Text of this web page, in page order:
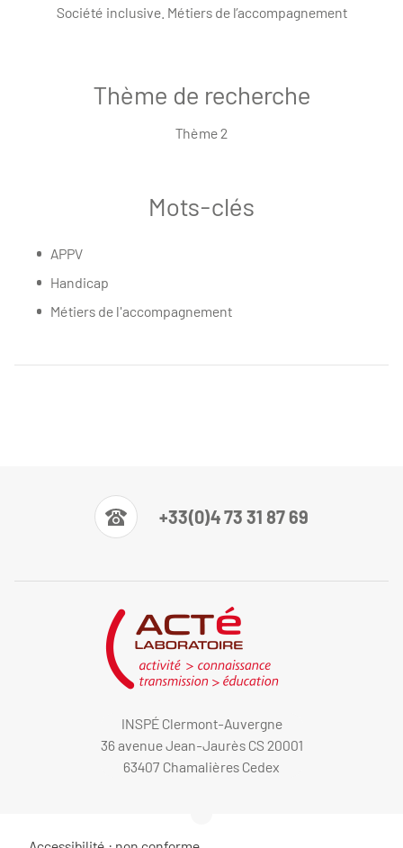
Société inclusive. Métiers de l’accompagnement
Thème de recherche
Thème 2
Mots-clés
APPV
Handicap
Métiers de l'accompagnement
+33(0)4 73 31 87 69
INSPÉ Clermont-Auvergne
36 avenue Jean-Jaurès CS 20001
63407 Chamalières Cedex